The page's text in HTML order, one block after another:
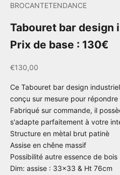
BROCANTETENDANCE
Tabouret bar design
Prix de base : 130€
Prix de vente
€130,00
Ce Tabouret bar design
conçu sur mesure pour
Fabriqué sur commande, il
s'adapte parfaitement à votre
Structure en mètal brut patinè
Assise en chêne massif
Possibilité autre essence de
Dim: assise : 33x33 & Ht 76cm